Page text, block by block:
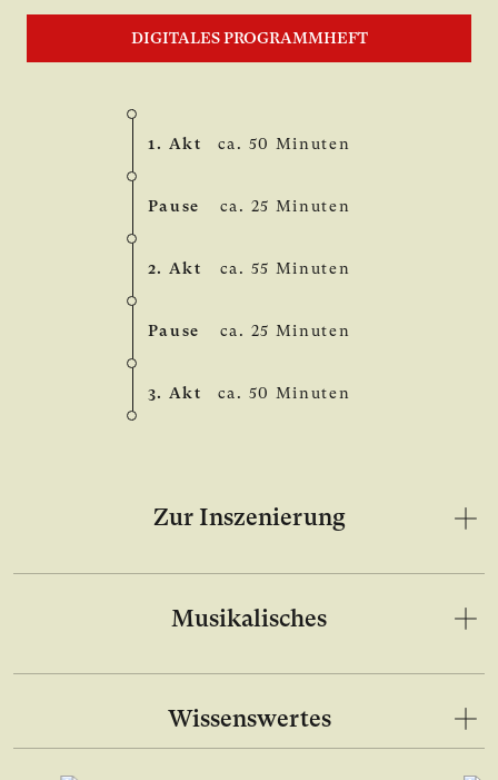
DIGITALES PROGRAMMHEFT
1. Akt ca. 50 Minuten
Pause ca. 25 Minuten
2. Akt ca. 55 Minuten
Pause ca. 25 Minuten
3. Akt ca. 50 Minuten
Zur Inszenierung
Musikalisches
Wissenswertes